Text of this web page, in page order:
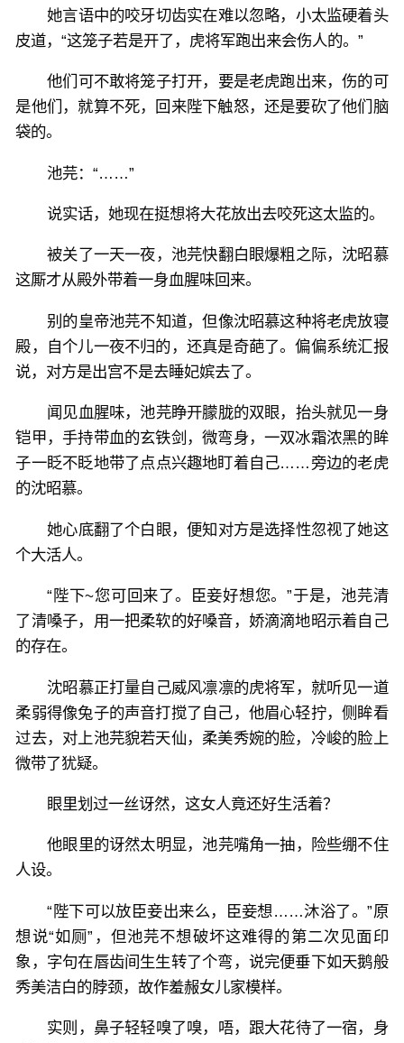
她言语中的咬牙切齿实在难以忽略，小太监硬着头
皮道，“这笼子若是开了，虎将军跑出来会伤人的。”
他们可不敢将笼子打开，要是老虎跑出来，伤的可
是他们，就算不死，回来陛下触怒，还是要砍了他们脑
袋的。
池芫：“……”
说实话，她现在挺想将大花放出去咬死这太监的。
被关了一天一夜，池芫快翻白眼爆粗之际，沈昭慕
这厮才从殿外带着一身血腥味回来。
别的皇帝池芫不知道，但像沈昭慕这种将老虎放寝
殿，自个儿一夜不归的，还真是奇葩了。偏偏系统汇报
说，对方是出宫不是去睡妃嫔去了。
闻见血腥味，池芫睁开朦胧的双眼，抬头就见一身
铠甲，手持带血的玄铁剑，微弯身，一双冰霜浓黑的眸
子一眨不眨地带了点点兴趣地盯着自己……旁边的老虎
的沈昭慕。
她心底翻了个白眼，便知对方是选择性忽视了她这
个大活人。
“陛下~您可回来了。臣妾好想您。”于是，池芫清
了清嗓子，用一把柔软的好嗓音，娇滴滴地昭示着自己
的存在。
沈昭慕正打量自己威风凛凛的虎将军，就听见一道
柔弱得像兔子的声音打搅了自己，他眉心轻拧，侧眸看
过去，对上池芫貌若天仙，柔美秀婉的脸，冷峻的脸上
微带了犹疑。
眼里划过一丝讶然，这女人竟还好生活着？
他眼里的讶然太明显，池芫嘴角一抽，险些绷不住
人设。
“陛下可以放臣妾出来么，臣妾想……沐浴了。”原
想说“如厕”，但池芫不想破坏这难得的第二次见面印
象，字句在唇齿间生生转了个弯，说完便垂下如天鹅般
秀美洁白的脖颈，故作羞赧女儿家模样。
实则，鼻子轻轻嗅了嗅，唔，跟大花待了一宿，身